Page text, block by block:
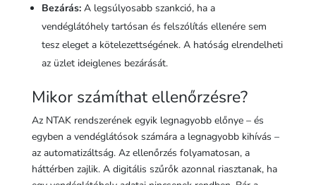
Bezárás:A legsúlyosabb szankció, ha a
vendéglátóhely tartósan és felszólítás ellenére sem
tesz eleget a kötelezettségének. A hatóság elrendelheti
az üzlet ideiglenes bezárását.
Mikor számíthat ellenőrzésre?
Az NTAK rendszerének egyik legnagyobb előnye – és
egyben a vendéglátósok számára a legnagyobb kihívás –
az automatizáltság. Az ellenőrzés folyamatosan, a
háttérben zajlik. A digitális szűrők azonnal riasztanak, ha